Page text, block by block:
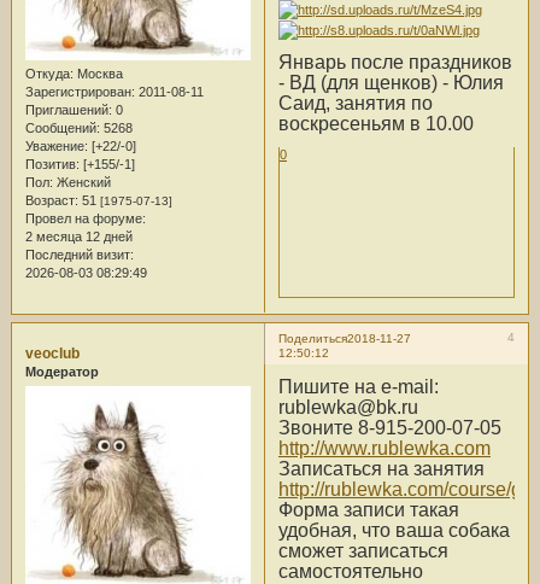
Откуда: Москва
Зарегистрирован: 2011-08-11
Приглашений: 0
Сообщений: 5268
Уважение: [+22/-0]
Позитив: [+155/-1]
Пол: Женский
Возраст: 51 [1975-07-13]
Провел на форуме:
2 месяца 12 дней
Последний визит:
2026-08-03 08:29:49
Январь после праздников
- ВД (для щенков) - Юлия
Саид, занятия по
воскресеньям в 10.00
0
Поделиться 4
2018-11-27
12:50:12
veoclub
Модератор
Пишите на e-mail:
rublewka@bk.ru
Звоните 8-915-200-07-05
http://www.rublewka.com
Записаться на занятия
http://rublewka.com/course/
Форма записи такая
удобная, что ваша собака
сможет записаться
самостоятельно